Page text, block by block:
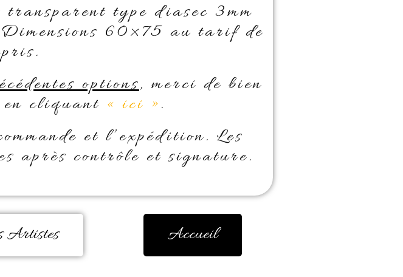
type diasec 3mm
60×75 au tarif de
options, merci de bien
en cliquant « ici ».
et l’expédition. Les
après contrôle et signature.
Artistes Accueil